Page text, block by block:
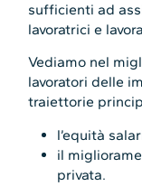
sufficienti ad
lavoratrici e
Vediamo nel
lavoratori delle
traiettorie
l’equità
il
privata.